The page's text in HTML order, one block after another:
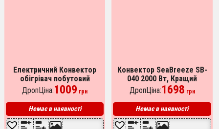
Електричний Конвектор
обігрівач побутовий
Crownberg CB-2000,
металевий обігрівач
ДропЦіна:1009 грн
Немає в наявності
Конвектор SeaBreeze SB-
040 2000 Вт, Кращий
конвекторний обігрівач,
Конвекторний обігрівач
2000w
ДропЦіна:1698 грн
Немає в наявності